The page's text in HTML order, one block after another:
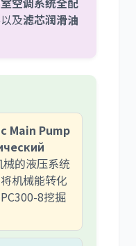
以及滤芯润滑油
Main Pump
的液压系统
机械能转化
8挖掘